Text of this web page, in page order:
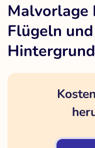
Malvorlage
Flügeln
Hintergrund